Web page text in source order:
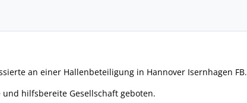
an einer Hallenbeteiligung in Hannover Isernhagen FB.
hilfsbereite Gesellschaft geboten.